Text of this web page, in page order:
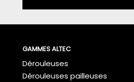
GAMMES ALTEC
Dérouleuses
Dérouleuses pailleuses